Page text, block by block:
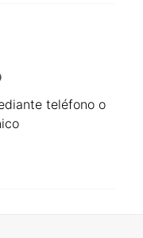
teléfono o